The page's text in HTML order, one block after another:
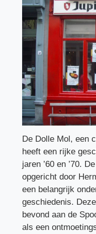
De Dolle Mol, een
heeft een rijke
jaren ’60 en ’70.
opgericht door
een belangrijk
geschiedenis.
bevond aan de
als een